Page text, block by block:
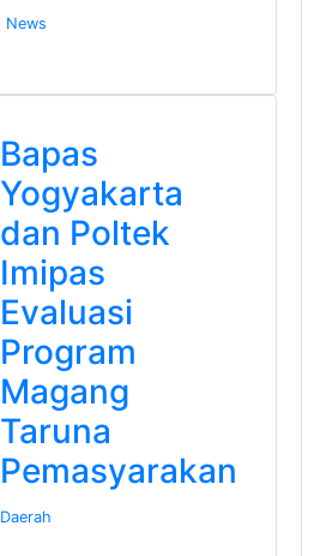
News
Bapas
Yogyakarta
dan Poltek
Imipas
Evaluasi
Program
Magang
Taruna
Pemasyarakan
Daerah